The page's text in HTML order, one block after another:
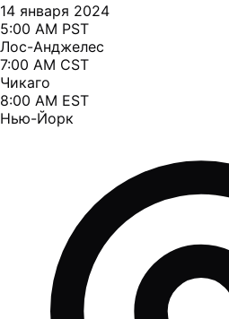
14 января 2024
5:00 AM PST
Лос-Анджелес
7:00 AM CST
Чикаго
8:00 AM EST
Нью-Йорк